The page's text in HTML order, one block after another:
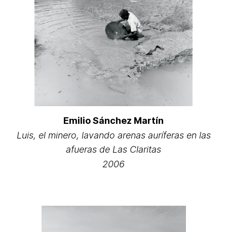
Emilio Sánchez Martín
Luis, el minero, lavando arenas auríferas en las
afueras de Las Claritas
2006